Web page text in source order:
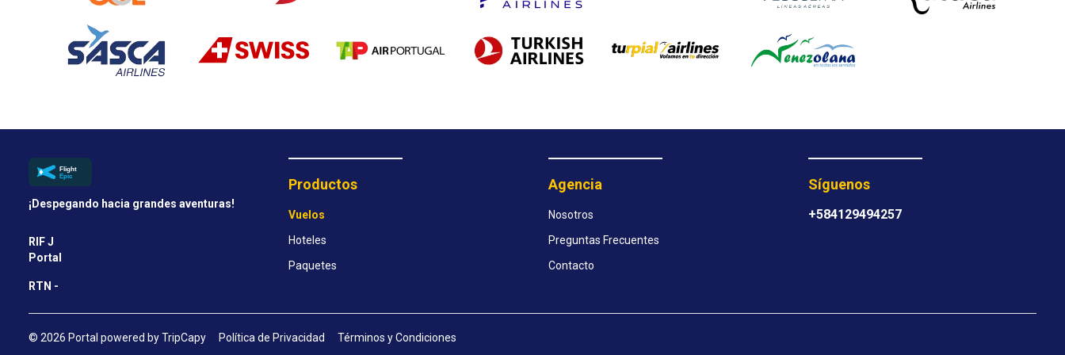
¡Despegando hacia grandes aventuras!
RIF J
Portal
RTN -
Productos
Vuelos
Hoteles
Paquetes
Agencia
Nosotros
Preguntas Frecuentes
Contacto
Síguenos
+584129494257
© 2026 Portal powered by TripCapy Política de Privacidad Términos y Condiciones